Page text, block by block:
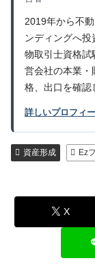
2019年から不
ンディングへ
物取引士資格試
営会社の本業・
格、出口を確認
詳しいプロフィ
資産形成 Ez
X